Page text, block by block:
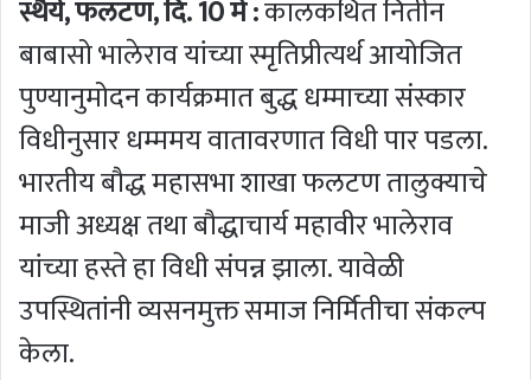
स्थैर्य, फलटण, दि. 10 मे :कालकथित नितीन
बाबासो भालेराव यांच्या स्मृतिप्रीत्यर्थ आयोजित
पुण्यानुमोदन कार्यक्रमात बुद्ध धम्माच्या संस्कार
विधीनुसार धम्ममय वातावरणात विधी पार पडला.
भारतीय बौद्ध महासभा शाखा फलटण तालुक्याचे
माजी अध्यक्ष तथा बौद्धाचार्य महावीर भालेराव
यांच्या हस्ते हा विधी संपन्न झाला. यावेळी
उपस्थितांनी व्यसनमुक्त समाज निर्मितीचा संकल्प
केला.